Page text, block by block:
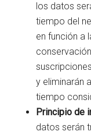
los datos
tiempo del
en función a
y eliminarán
tiempo
Principio de
datos serán